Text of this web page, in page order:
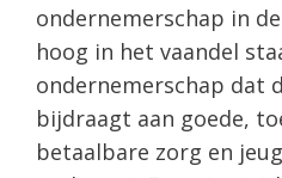
ondernemerschap in
hoog in het vaandel
ondernemerschap dat
bijdraagt aan goede,
betaalbare zorg en